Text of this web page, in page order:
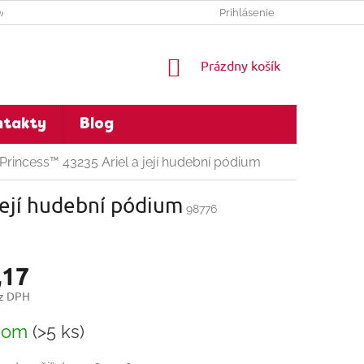
Prihlásenie
NÁKUPNÝ
Prázdny košík
Blog
43235 Ariel a její hudební pódium
hudební pódium 98776
DPH
(>5 ks)